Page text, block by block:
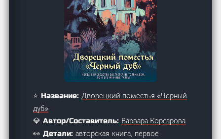
⭐ Название:Дворецкий поместья «Черный
дуб»
💎 Автор/Составитель: Варвара Корсарова
👀 Детали:авторская книга, первое